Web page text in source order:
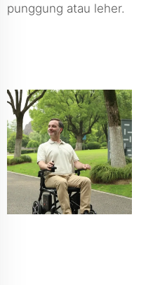
punggung atau leher.